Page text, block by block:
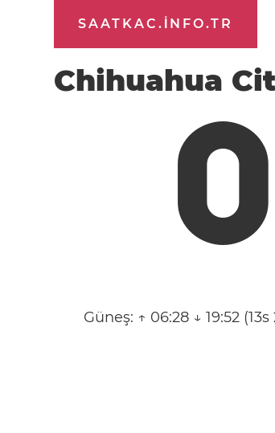
SAATKAC.INFO.TR
Chihuahua
0
Güneş: ↑ 06:28 ↓ 19:52 (13s